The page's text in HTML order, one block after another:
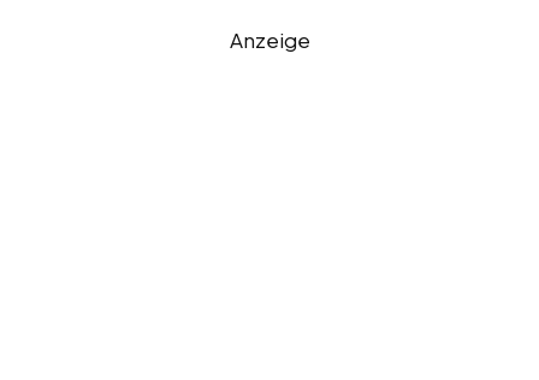
Anzeige